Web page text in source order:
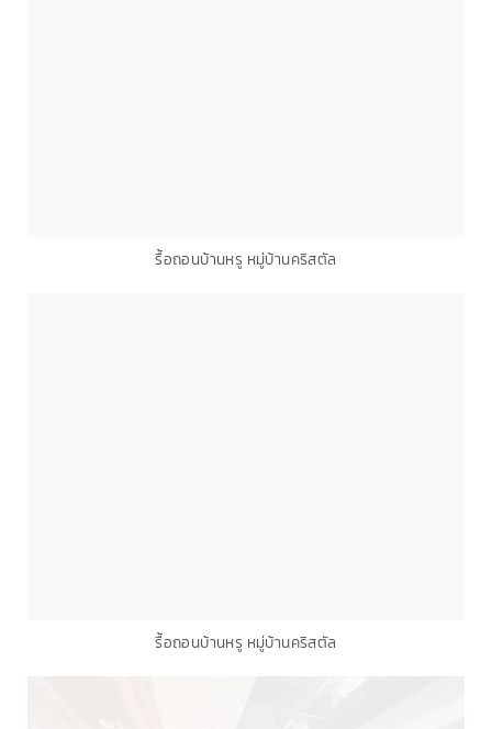
รื้อถอนบ้านหรู หมู่บ้านคริสตัล
รื้อถอนบ้านหรู หมู่บ้านคริสตัล